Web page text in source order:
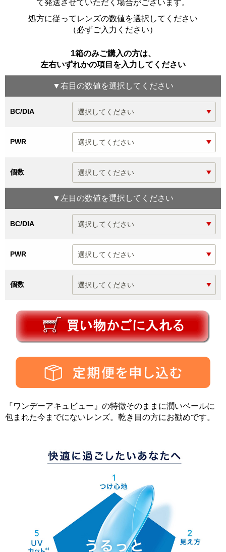
て発送させていただく場合がございます。
処方に従ってレンズの数値を選択してください
（必ずご入力ください）
1箱のみご購入の方は、
左右いずれかの項目を入力してください
▼右目 の数値を選択してください
BC/DIA
PWR
個数
▼ 左目 の数値を選択してください
BC/DIA
PWR
個数
『ワンデーアキュビュー』の特徴そのままに潤いベールに
包まれた今までにないレンズ。乾き目の方にお勧めです。